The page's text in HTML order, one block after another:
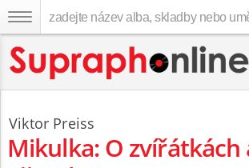
Viktor Preiss
Mikulka: O zvířátkách